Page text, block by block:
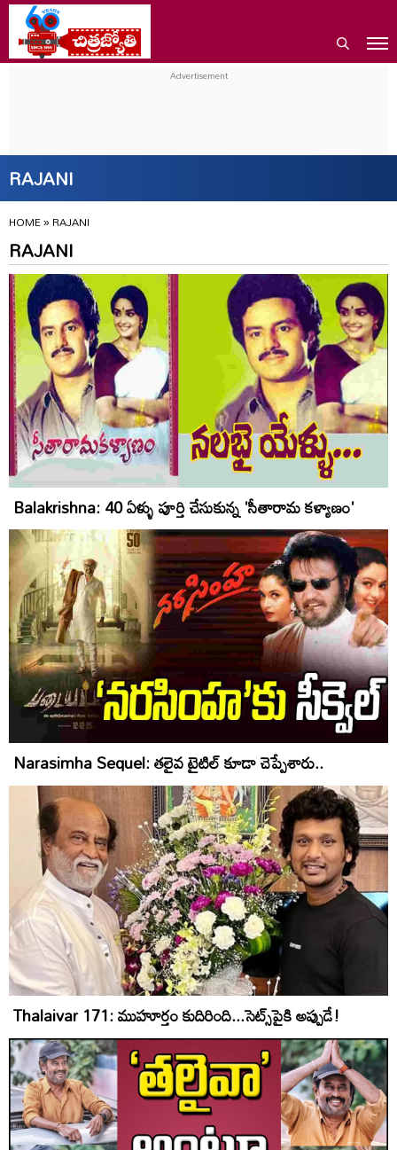
RAJANI
HOME»RAJANI
RAJANI
Balakrishna: 40 ఏళ్ళు పూర్తి చేసుకున్న 'సీతారామ కళ్యాణం'
Narasimha Sequel: తలైవ టైటిల్‌ కూడా చెప్పేశారు..
Thalaivar 171: ముహూర్తం కుదిరింది...సెట్స్‌పైకి అప్పుడే!